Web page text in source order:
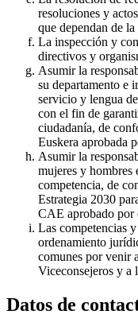
resoluciones y
que dependan de
La inspección y
directivos y
Asumir la
su departamento e
servicio y lengua
con el fin de
ciudadanía, de
Euskera aprobada
Asumir la
mujeres y hombres
competencia, de
Estrategia 2030
CAE aprobado por
Las competencias
ordenamiento
comunes por venir
Viceconsejeros y a
Datos de